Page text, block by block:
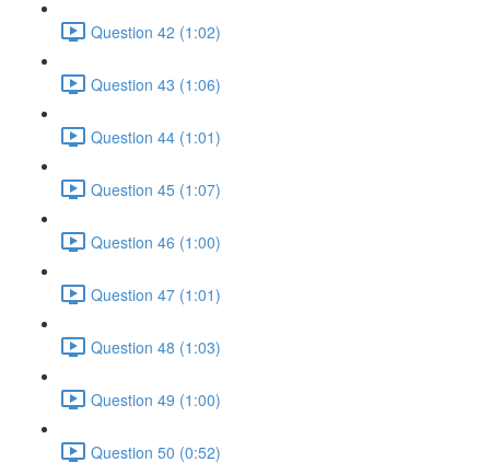
Question 42 (1:02)
Question 43 (1:06)
Question 44 (1:01)
Question 45 (1:07)
Question 46 (1:00)
Question 47 (1:01)
Question 48 (1:03)
Question 49 (1:00)
Question 50 (0:52)